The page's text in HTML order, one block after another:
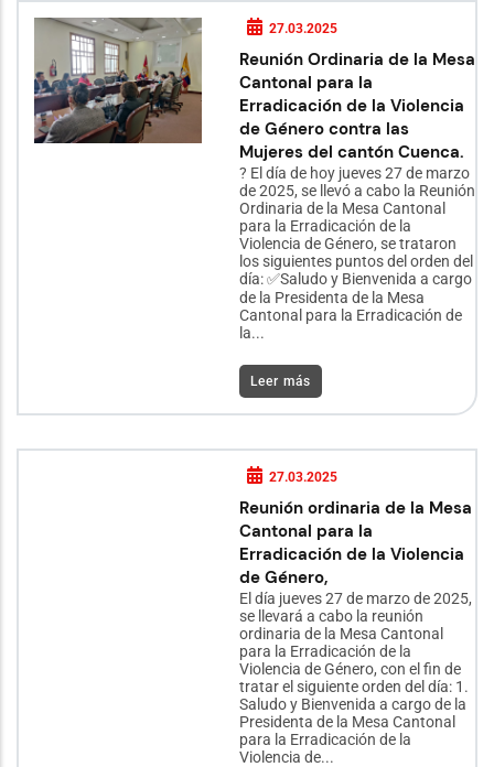
27.03.2025
Reunión Ordinaria de la Mesa
Cantonal para la
Erradicación de la Violencia
de Género contra las
Mujeres del cantón Cuenca.
? El día de hoy jueves 27 de marzo
de 2025, se llevó a cabo la Reunión
Ordinaria de la Mesa Cantonal
para la Erradicación de la
Violencia de Género, se trataron
los siguientes puntos del orden del
día: ✅Saludo y Bienvenida a cargo
de la Presidenta de la Mesa
Cantonal para la Erradicación de
la...
Leer más
27.03.2025
Reunión ordinaria de la Mesa
Cantonal para la
Erradicación de la Violencia
de Género,
El día jueves 27 de marzo de 2025,
se llevará a cabo la reunión
ordinaria de la Mesa Cantonal
para la Erradicación de la
Violencia de Género, con el fin de
tratar el siguiente orden del día: 1.
Saludo y Bienvenida a cargo de la
Presidenta de la Mesa Cantonal
para la Erradicación de la
Violencia de...